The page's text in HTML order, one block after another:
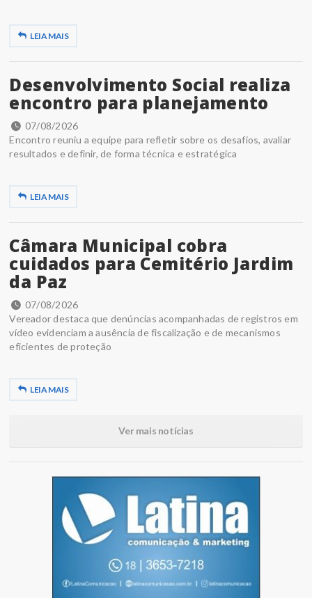
LEIA MAIS
Desenvolvimento Social realiza
encontro para planejamento
07/08/2026
Encontro reuniu a equipe para refletir sobre os desafios, avaliar
resultados e definir, de forma técnica e estratégica
LEIA MAIS
Câmara Municipal cobra
cuidados para Cemitério Jardim
da Paz
07/08/2026
Vereador destaca que denúncias acompanhadas de registros em
vídeo evidenciam a ausência de fiscalização e de mecanismos
eficientes de proteção
LEIA MAIS
Ver mais notícias